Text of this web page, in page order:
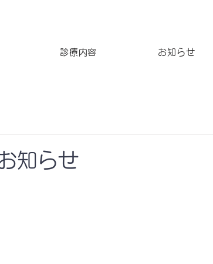
診療内容 お知らせ
知らせ